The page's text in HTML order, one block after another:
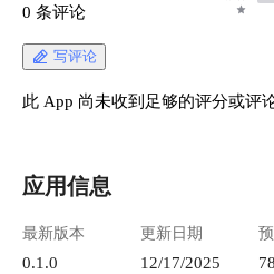
0 条评论
写评论
此 App 尚未收到足够的评分或评
应用信息
最新版本
0.1.0
更新日期
12/17/2025